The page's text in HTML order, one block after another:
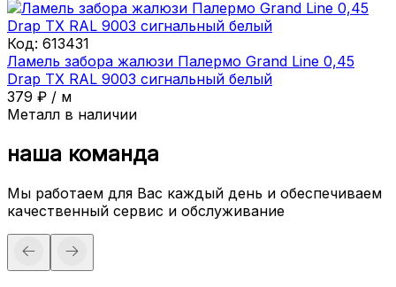
Код: 613431
Ламель забора жалюзи Палермо Grand Line 0,45
Drap ТХ RAL 9003 сигнальный белый
379 ₽ / м
Металл в наличии
наша команда
Мы работаем для Вас каждый день и обеспечиваем
качественный сервис и обслуживание